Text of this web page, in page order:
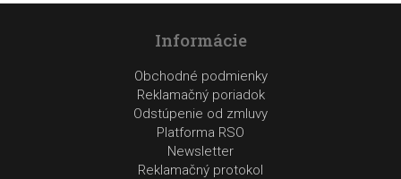
Informácie
Obchodné podmienky
Reklamačný poriadok
Odstúpenie od zmluvy
Platforma RSO
Newsletter
Reklamačný protokol